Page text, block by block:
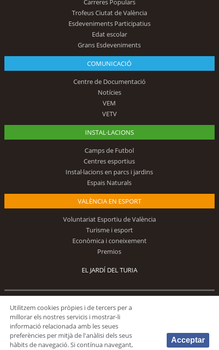
Carreres Populars
Trofeus Ciutat de València
Esdeveniments Participatius
Edat escolar
Grans Esdeveniments
COMUNICACIÓ
Centre de Documentació
Notícies
VEM
VETV
INSTAL·LACIONS
Camps de Futbol
Centres esportius
Instal·lacions en parcs i jardins
Espais Naturals
VALÈNCIA EN ESPORT
Voluntariat Esportiu de València
Turisme i esport
Econòmica i coneixement
Premios
EL JARDÍ DEL TURIA
Utilitzem cookies pròpies i de tercers per a
millorar els nostres servicis i mostrar-li
informació relacionada amb les seues
preferències per mitjà de l'anàlisi dels seus
hàbits de navegació. Si contínua navegant,
Acceptar